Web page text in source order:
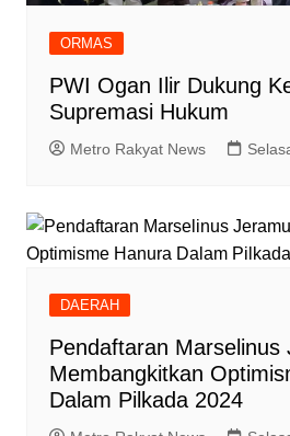
ORMAS
PWI Ogan Ilir Dukung
Supremasi Hukum
Metro Rakyat News
DAERAH
Pendaftaran Marselinus
Membangkitkan
Dalam Pilkada 2024